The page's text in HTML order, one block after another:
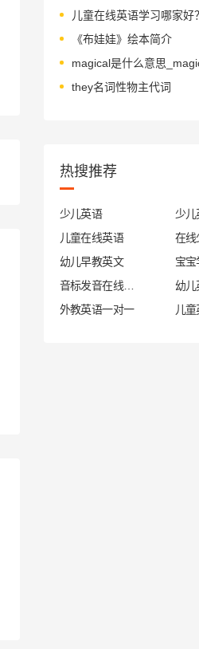
儿童在线英语学习哪家好？
《布娃娃》绘本简介
they名词性物主代词
热搜推荐
少儿英语
少
儿童在线英语
在线
幼儿早教英文
宝
幼
外教英语一对一
儿